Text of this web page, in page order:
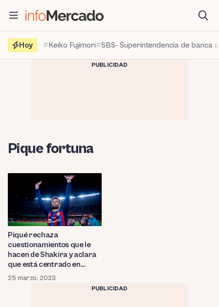
contenido
Hoy
Keiko Fujimori SBS- Superintendencia de banca
PUBLICIDAD
Pique fortuna
Piqué rechaza
cuestionamientos que le
hacen de Shakira y aclara
que está centrado en
trabajar por sus hijos:
¿Cuáles son las empresas y
25 marzo, 2023
PUBLICIDAD